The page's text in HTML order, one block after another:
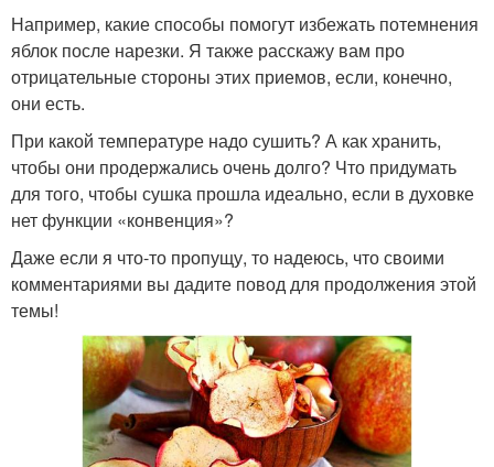
Например, какие способы помогут избежать потемнения
яблок после нарезки. Я также расскажу вам про
отрицательные стороны этих приемов, если, конечно,
они есть.
При какой температуре надо сушить? А как хранить,
чтобы они продержались очень долго? Что придумать
для того, чтобы сушка прошла идеально, если в духовке
нет функции «конвенция»?
Даже если я что-то пропущу, то надеюсь, что своими
комментариями вы дадите повод для продолжения этой
темы!